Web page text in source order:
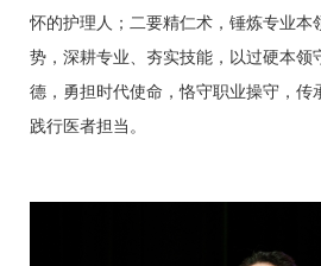
怀的护理人；二要精仁术，锤炼专业本
势，深耕专业、夯实技能，以过硬本领
德，勇担时代使命，恪守职业操守，传
践行医者担当。